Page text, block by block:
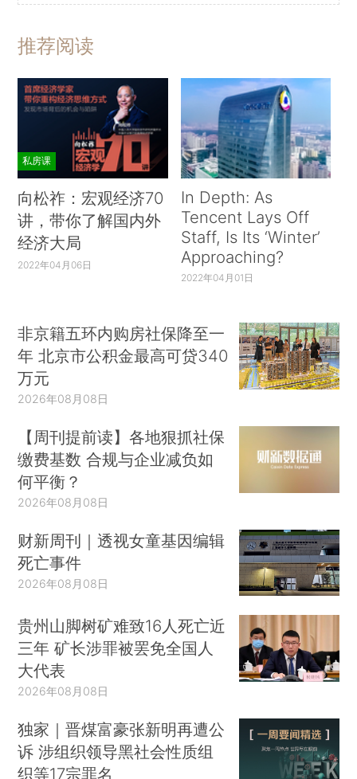
推荐阅读
私房课
向松祚：宏观经济70
讲，带你了解国内外
经济大局
2022年04月06日
In Depth: As
Tencent Lays Off
Staff, Is Its ‘Winter’
Approaching?
2022年04月01日
非京籍五环内购房社保降至一
年 北京市公积金最高可贷340
万元
2026年08月08日
【周刊提前读】各地狠抓社保
缴费基数 合规与企业减负如
何平衡？
2026年08月08日
财新周刊｜透视女童基因编辑
死亡事件
2026年08月08日
贵州山脚树矿难致16人死亡近
三年 矿长涉罪被罢免全国人
大代表
2026年08月08日
独家｜晋煤富豪张新明再遭公
诉 涉组织领导黑社会性质组
织等17宗罪名